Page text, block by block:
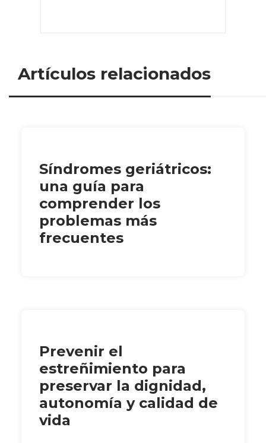
Artículos relacionados
Síndromes geriátricos:
una guía para
comprender los
problemas más
frecuentes
Prevenir el
estreñimiento para
preservar la dignidad,
autonomía y calidad de
vida